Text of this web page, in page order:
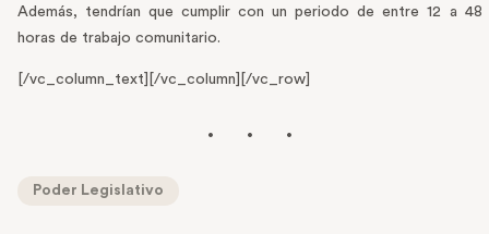
Además, tendrían que cumplir con un periodo de entre 12 a 48
horas de trabajo comunitario.
[/vc_column_text][/vc_column][/vc_row]
Poder Legislativo